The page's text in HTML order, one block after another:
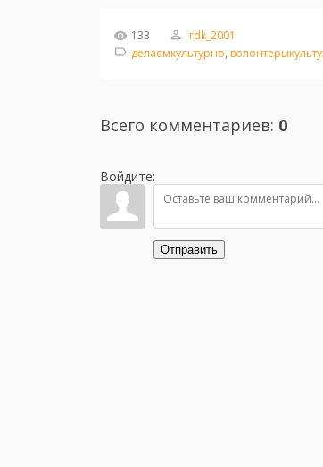
133
rdk_2001
делаемкультурно,
Всего комментариев: 0
Войдите:
Отправить